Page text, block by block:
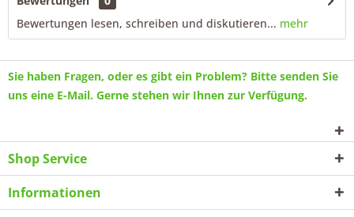
Bewertungen lesen, schreiben und diskutieren... mehr
Sie haben Fragen, oder es gibt ein Problem? Bitte senden Sie
uns eine E-Mail. Gerne stehen wir Ihnen zur Verfügung.
Shop Service
Informationen